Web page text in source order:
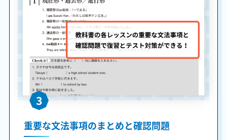
3
重要な文法事項のまとめと確認問題